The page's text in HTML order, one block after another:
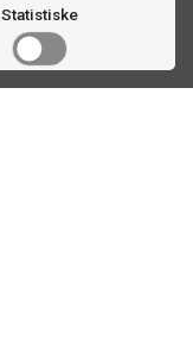
Statistiske